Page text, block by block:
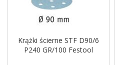
Krążki ścierne STF D90/6
P240 GR/100 Festool